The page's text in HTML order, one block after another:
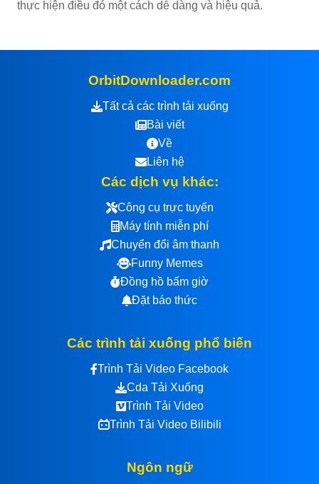
thực hiện điều đó một cách dễ dàng và hiệu quả.
OrbitDownloader.com
Tất cả các trình tải xuống
Bài viết
Về
Liên hệ
Các dịch vụ khác:
Công cụ trực tuyến
Máy tính miễn phí
Chuyển đổi âm thanh
Funny Memes
Đồng hồ bấm giờ
Đặt báo thức
Các trình tải xuống phổ biến
Trình Tải Video Facebook
Cda Tải Xuống
Trình Tải Video
Trình Tải Video Bilibili
Ngôn ngữ